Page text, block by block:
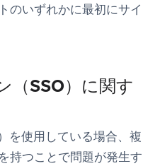
のいずれかに最初にサイ
（SSO）に関す
を使用している場合、複
持つことで問題が発生す